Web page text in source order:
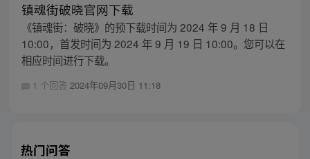
镇魂街破晓官网下载
《镇魂街：破晓》的预下载时间为 2024 年 9 月 18 日
10:00，首发时间为 2024 年 9 月 19 日 10:00。您可以在
相应时间进行下载。
1 个回答 2024年09月30日 11:18
热门问答